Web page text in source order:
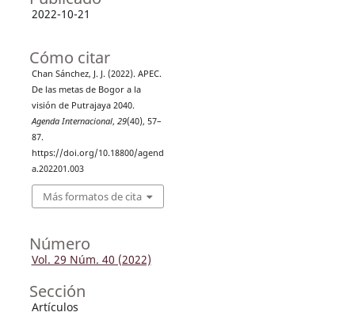
2022-10-21
Cómo citar
Chan Sánchez, J. J. (2022). APEC.
De las metas de Bogor a la
visión de Putrajaya 2040.
Agenda Internacional, 29(40), 57–
87.
https://doi.org/10.18800/agend
a.202201.003
Más formatos de cita
Número
Vol. 29 Núm. 40 (2022)
Sección
Artículos